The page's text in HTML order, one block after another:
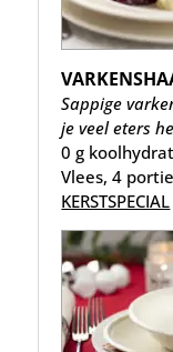
Sappige
je veel eters
0 g
Vlees, 4
KERSTSPECIAL